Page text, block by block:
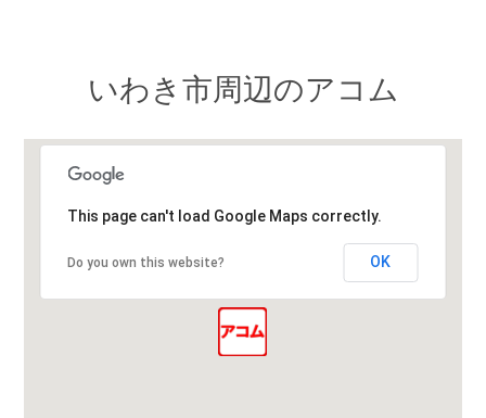
いわき市周辺のアコム
This page can't load Google Maps correctly.
Do you own this website? OK